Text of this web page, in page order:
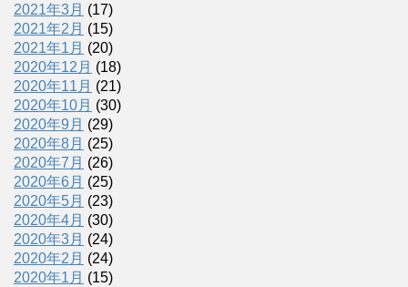
2021年3月 (17)
2021年2月 (15)
2021年1月 (20)
2020年12月 (18)
2020年11月 (21)
2020年10月 (30)
2020年9月 (29)
2020年8月 (25)
2020年7月 (26)
2020年6月 (25)
2020年5月 (23)
2020年4月 (30)
2020年3月 (24)
2020年2月 (24)
2020年1月 (15)